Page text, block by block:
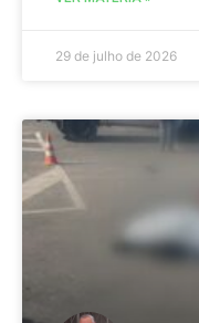
29 de julho de 2026